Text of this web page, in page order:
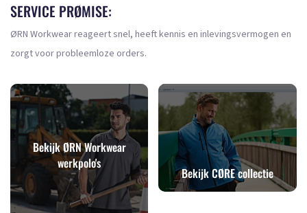
SERVICE PRØMISE:
ØRN Workwear reageert snel, heeft kennis en inlevingsvermogen en
zorgt voor probleemloze orders.
Bekijk ØRN Workwear
werkpolo's
Bekijk CØRE collectie